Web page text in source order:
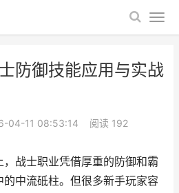
防御技能应用与实战
04-11 08:53:14 阅读 192
战士职业凭借厚重的防御和霸
中流砥柱。但很多新手玩家容